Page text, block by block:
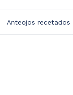
Anteojos recetados